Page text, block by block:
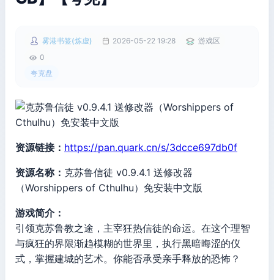
雾港书签(炼虚) 2026-05-22 19:28
游戏区
0
夸克盘
资源链接： https://pan.quark.cn/s/3dcce697db0f
资源名称： 克苏鲁信徒 v0.9.4.1 送修改器
（Worshippers of Cthulhu）免安装中文版
游戏简介：
引领克苏鲁教之途，主宰狂热信徒的命运。在这个理智
与疯狂的界限渐趋模糊的世界里，执行黑暗晦涩的仪
式，掌握建城的艺术。你能否承受亲手释放的恐怖？